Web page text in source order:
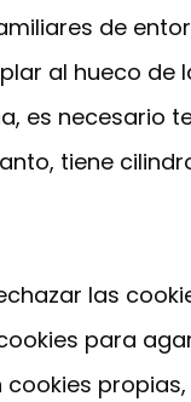
de
al hueco de
es necesario
tiene
las
para